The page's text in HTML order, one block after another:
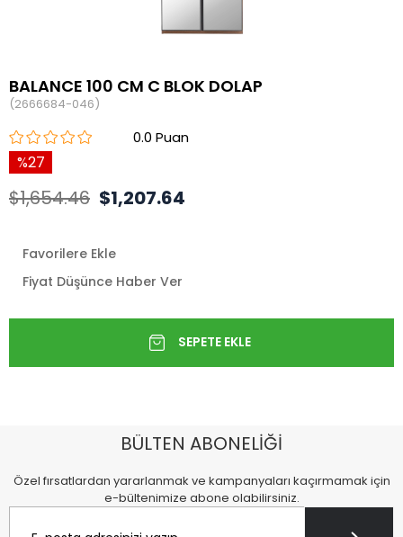
BALANCE 100 CM C BLOK DOLAP
(2666684-046)
0.0
27
$1,654.46 $1,207.64
Favorilere Ekle
Fiyat Düşünce Haber Ver
BÜLTEN ABONELİĞİ
Özel fırsatlardan yararlanmak ve kampanyaları kaçırmamak için
e-bültenimize abone olabilirsiniz.